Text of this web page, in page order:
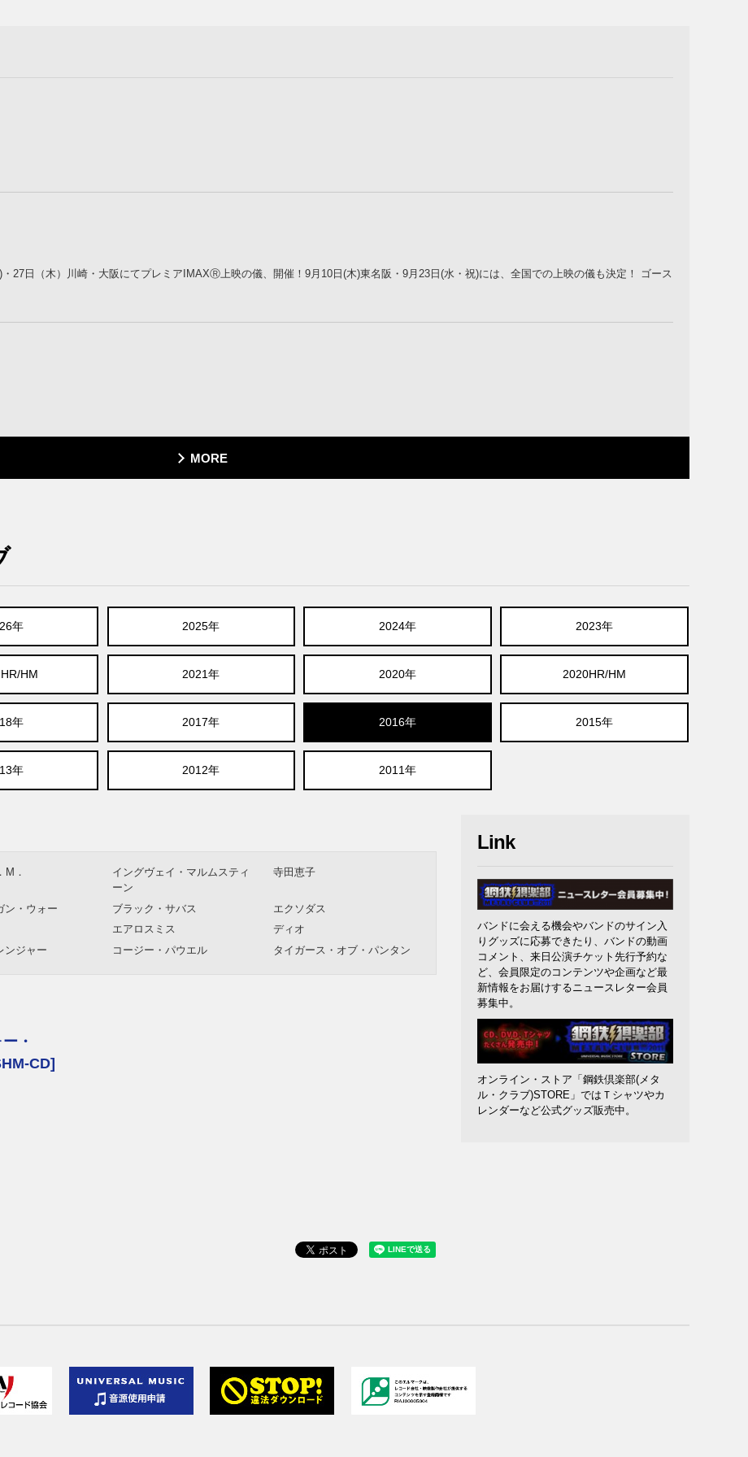
27日（木）川崎・大阪にてプレミアIMAXⓇ上映の儀、開催！9月10日(木)東名阪・9月23日(水・祝)には、全国での上映の儀も決定！ ゴース
MORE
年 2025年 2024年 2023年
HM 2021年 2020年 2020HR/HM
年 2017年 2016年 2015年
年 2012年 2011年
M．
イングヴェイ・マルムスティ
ーン
寺田恵子
ン・ウォー ブラック・サバス
エクソダス
エアロスミス
ディオ
ンジャー コージー・パウエル
タイガース・オブ・パンタン
・
CD]
Link
バンドに会える機会やバンドのサイン入
りグッズに応募できたり、バンドの動画
コメント、来日公演チケット先行予約な
ど、会員限定のコンテンツや企画など最
新情報をお届けするニュースレター会員
募集中。
オンライン・ストア「鋼鉄倶楽部(メタ
ル・クラブ)STORE」ではＴシャツやカ
レンダーなど公式グッズ販売中。